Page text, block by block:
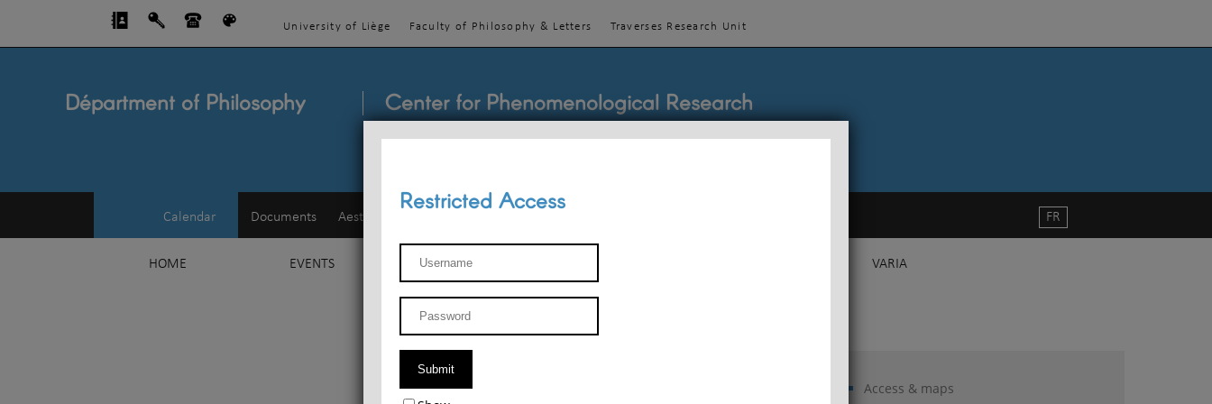
University of Liège Faculty of Philosophy & Letters Traverses Research Unit
Départment of Philosophy Center for Phenomenological Research
Calendar Documents Aesthetics
HOME EVENTS TEACHINGS VARIA
FR
Access & maps
Restricted Access